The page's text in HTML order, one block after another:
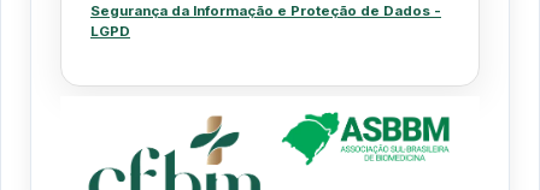
Segurança da Informação e Proteção de Dados -
LGPD